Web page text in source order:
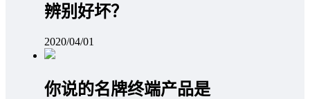
辨别好坏？
2020/04/01
你说的名牌终端产品是